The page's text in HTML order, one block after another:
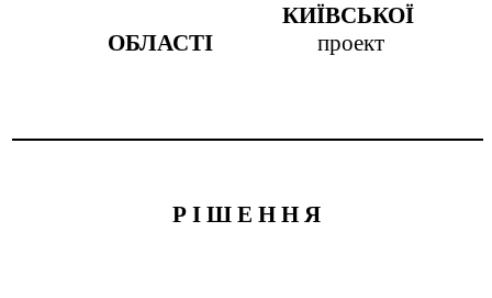
КИЇВСЬКОЇ
ОБЛАСТІ проект
Р І Ш Е Н Н Я